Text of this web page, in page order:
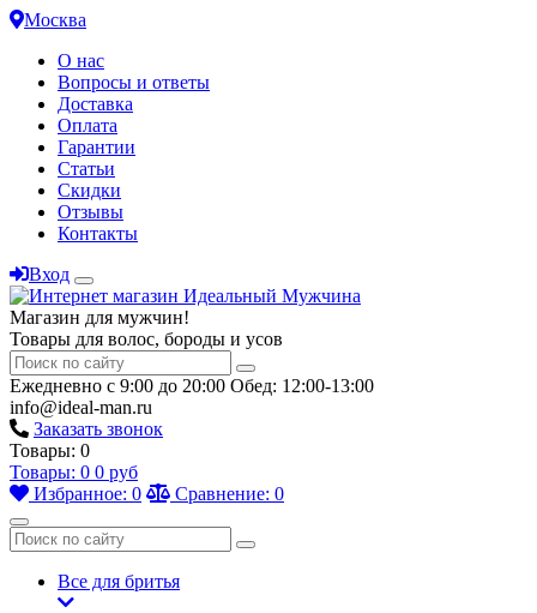
Москва
О нас
Вопросы и ответы
Доставка
Оплата
Гарантии
Статьи
Скидки
Отзывы
Контакты
Вход
Магазин для мужчин!
Товары для волос, бороды и усов
Ежедневно с 9:00 до 20:00 Обед: 12:00-13:00
info@ideal-man.ru
Заказать звонок
Товары: 0
Товары: 0 0 руб
Избранное: 0 Сравнение: 0
Все для бритья